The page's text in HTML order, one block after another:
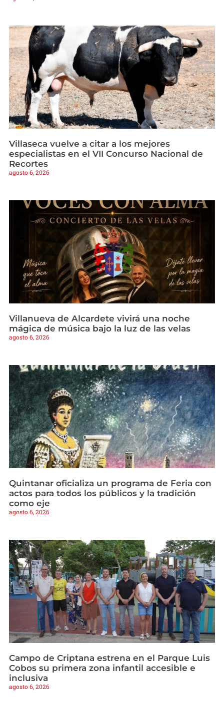
Villaseca vuelve a citar a los mejores
especialistas en el VII Concurso Nacional de
Recortes
agosto 6, 2026
Villanueva de Alcardete vivirá una noche
mágica de música bajo la luz de las velas
agosto 6, 2026
Quintanar oficializa un programa de Feria con
actos para todos los públicos y la tradición
como eje
agosto 6, 2026
Campo de Criptana estrena en el Parque Luis
Cobos su primera zona infantil accesible e
inclusiva
agosto 6, 2026